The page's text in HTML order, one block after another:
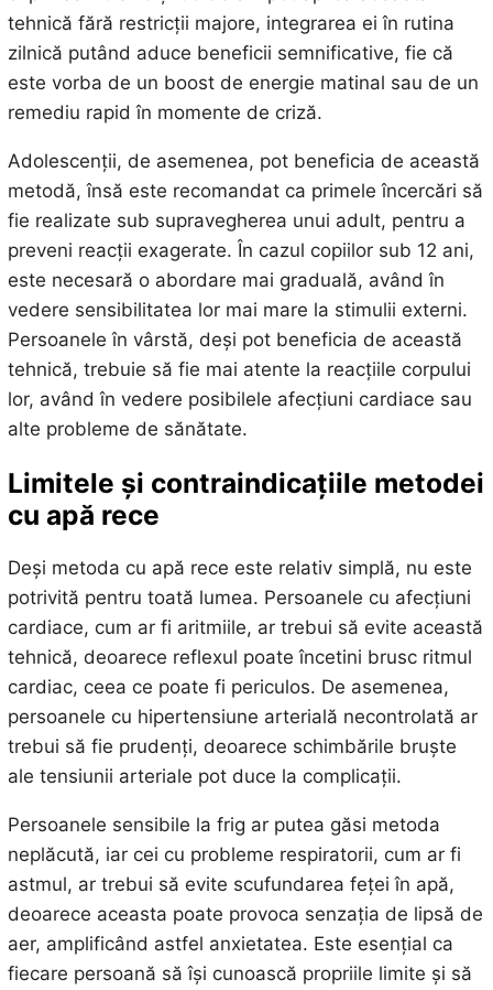
tehnică fără restricții majore, integrarea ei în rutina
zilnică putând aduce beneficii semnificative, fie că
este vorba de un boost de energie matinal sau de un
remediu rapid în momente de criză.
Adolescenții, de asemenea, pot beneficia de această
metodă, însă este recomandat ca primele încercări să
fie realizate sub supravegherea unui adult, pentru a
preveni reacții exagerate. În cazul copiilor sub 12 ani,
este necesară o abordare mai graduală, având în
vedere sensibilitatea lor mai mare la stimulii externi.
Persoanele în vârstă, deși pot beneficia de această
tehnică, trebuie să fie mai atente la reacțiile corpului
lor, având în vedere posibilele afecțiuni cardiace sau
alte probleme de sănătate.
Limitele și contraindicațiile metodei
cu apă rece
Deși metoda cu apă rece este relativ simplă, nu este
potrivită pentru toată lumea. Persoanele cu afecțiuni
cardiace, cum ar fi aritmiile, ar trebui să evite această
tehnică, deoarece reflexul poate încetini brusc ritmul
cardiac, ceea ce poate fi periculos. De asemenea,
persoanele cu hipertensiune arterială necontrolată ar
trebui să fie prudenți, deoarece schimbările bruște
ale tensiunii arteriale pot duce la complicații.
Persoanele sensibile la frig ar putea găsi metoda
neplăcută, iar cei cu probleme respiratorii, cum ar fi
astmul, ar trebui să evite scufundarea feței în apă,
deoarece aceasta poate provoca senzația de lipsă de
aer, amplificând astfel anxietatea. Este esențial ca
fiecare persoană să își cunoască propriile limite și să